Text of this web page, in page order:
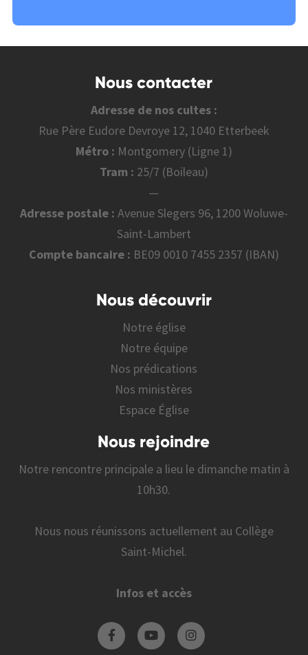
Nous contacter
Adresse de nos cultes :
Rue Père Eudore Devroye 12, 1040 Etterbeek
Métro : Montgomery (Ligne 1)
Tram : 25/7 (Boileau)
—
Adresse postale : Avenue Slegers 96, 1200 Woluwe-
Saint-Lambert
Compte bancaire : BE09 0010 7455 2357 (IBAN)
Nous découvrir
Notre église
Notre équipe
Nos prédications
Nos ministères
Espace Église
Nous rejoindre
Notre rencontre principale a lieu le dimanche matin à
10h30.
Nous nous réunissons actuellement au Collège
Saint-Michel.
Infos et accès